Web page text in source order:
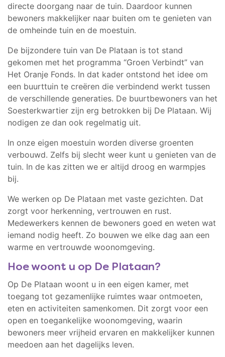
directe doorgang naar de tuin. Daardoor kunnen
bewoners makkelijker naar buiten om te genieten van
de omheinde tuin en de moestuin.
De bijzondere tuin van De Plataan is tot stand
gekomen met het programma “Groen Verbindt” van
Het Oranje Fonds. In dat kader ontstond het idee om
een buurttuin te creëren die verbindend werkt tussen
de verschillende generaties. De buurtbewoners van het
Soesterkwartier zijn erg betrokken bij De Plataan. Wij
nodigen ze dan ook regelmatig uit.
In onze eigen moestuin worden diverse groenten
verbouwd. Zelfs bij slecht weer kunt u genieten van de
tuin. In de kas zitten we er altijd droog en warmpjes
bij.
We werken op De Plataan met vaste gezichten. Dat
zorgt voor herkenning, vertrouwen en rust.
Medewerkers kennen de bewoners goed en weten wat
iemand nodig heeft. Zo bouwen we elke dag aan een
warme en vertrouwde woonomgeving.
Hoe woont u op De Plataan?
Op De Plataan woont u in een eigen kamer, met
toegang tot gezamenlijke ruimtes waar ontmoeten,
eten en activiteiten samenkomen. Dit zorgt voor een
open en toegankelijke woonomgeving, waarin
bewoners meer vrijheid ervaren en makkelijker kunnen
meedoen aan het dagelijks leven.